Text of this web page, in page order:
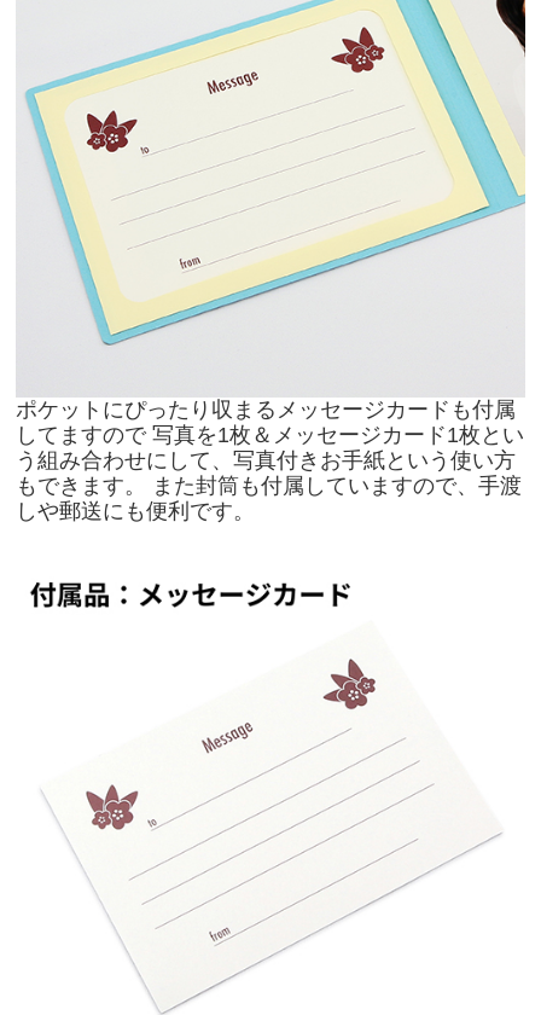
ポケットにぴったり収まるメッセージカードも付属
してますので 写真を1枚＆メッセージカード1枚とい
う組み合わせにして、写真付きお手紙という使い方
もできます。 また封筒も付属していますので、手渡
しや郵送にも便利です。